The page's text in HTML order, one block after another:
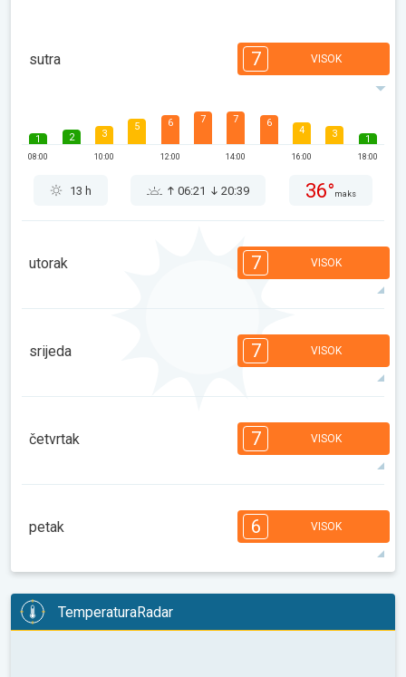
sutra 7 VISOK
1
08:00
2 3
10:00
5 6
12:00
7 7
14:00
6
4
16:00
3 1
18:00
13 h 06:21 20:39 36° maks
utorak 7 VISOK
08:00 14:00
3
12 h 06:22 20:38 36°maks
srijeda 7 VISOK
1
14:00
4 3
12 h 06:23 20:36 36°maks
četvrtak 7 VISOK
08:00 14:00
4
13 h 06:24 20:35 36°maks
petak 6 VISOK
1
08:00
4 4
TemperaturaRadar